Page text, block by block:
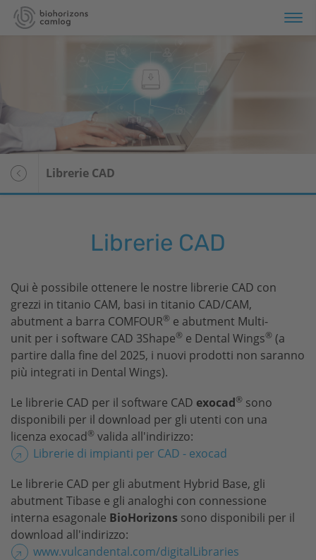
Librerie CAD
Librerie CAD
Qui è possibile ottenere le nostre librerie CAD con
grezzi in titanio CAM, basi in titanio CAD/CAM,
abutment a barra COMFOUR® e abutment Multi-
unit per i software CAD 3Shape® e Dental Wings® (a
partire dalla fine del 2025, i nuovi prodotti non saranno
più integrati in Dental Wings).
Le librerie CAD per il software CAD exocad® sono
disponibili per il download per gli utenti con una
licenza exocad® valida all'indirizzo:
Librerie di impianti per CAD - exocad
Le librerie CAD per gli abutment Hybrid Base, gli
abutment Tibase e gli analoghi con connessione
interna esagonale BioHorizons sono disponibili per il
download all'indirizzo:
www.vulcandental.com/digitalLibraries